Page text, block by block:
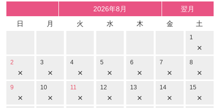
2026年8月
翌月
日
月 火 水 木 金 土
1
×
2
×
3
×
4
×
5
×
6
×
7
×
8
×
9
×
10
×
11
×
12
×
13
×
14
×
15
×